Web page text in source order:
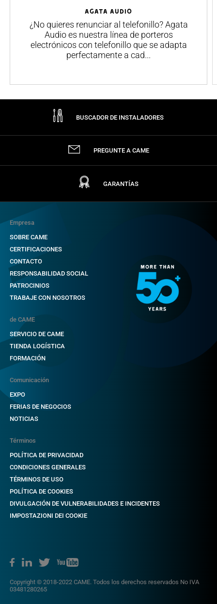
AGATA AUDIO
¿No quieres renunciar al telefonillo? Agata
Audio es nuestra línea de porteros
electrónicos con telefonillo que se adapta
perfectamente a cad...
BUSCADOR DE INSTALADORES
PREGUNTE A CAME
GARANTÍAS
Empresa
SOBRE CAME
CERTIFICACIONES
CONTACTO
RESPONSABILIDAD SOCIAL
PATROCINIOS
TRABAJE CON NOSOTROS
de CAME
SERVICIO DE CAME
TIENDA LOGÍSTICA
FORMACIÓN
Comunicación
EXPO
FERIAS DE NEGOCIOS
NOTICIAS
Copyright © 2018-2022 CAME. Todos los derechos reservados No IVA
03481280265
Términos
POLÍTICA DE PRIVACIDAD
CONDICIONES GENERALES
TÉRMINOS DE USO
POLÍTICA DE COOKIES
DIVULGACIÓN DE VULNERABILIDADES E INCIDENTES
IMPOSTAZIONI DEI COOKIE